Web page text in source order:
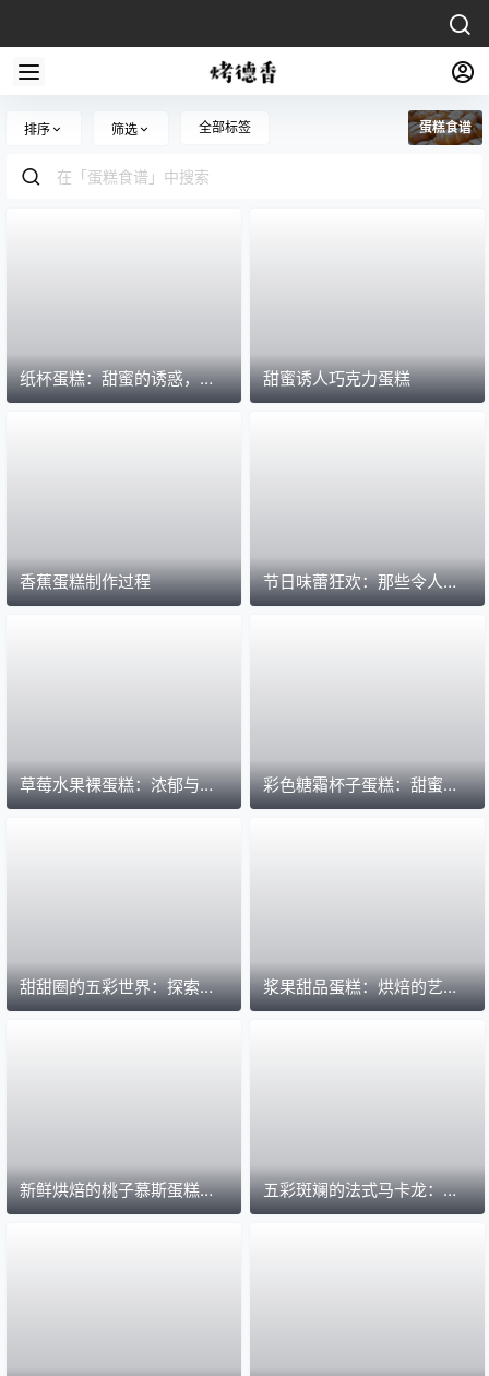
排序 筛选 全部标签 蛋糕食谱
纸杯蛋糕：甜蜜的诱惑，一
口一个的幸福
甜蜜诱人巧克力蛋糕
香蕉蛋糕制作过程
节日味蕾狂欢：那些令人陶
醉的美味零食
草莓水果裸蛋糕：浓郁与清
新的完美交融
彩色糖霜杯子蛋糕：甜蜜的
色彩艺术
甜甜圈的五彩世界：探索不
同口味的美味之旅
浆果甜品蛋糕：烘焙的艺术
与甜蜜的吸引力
新鲜烘焙的桃子慕斯蛋糕：
甜蜜的诱惑，口感的奇迹
五彩斑斓的法式马卡龙：甜
品中的艺术品